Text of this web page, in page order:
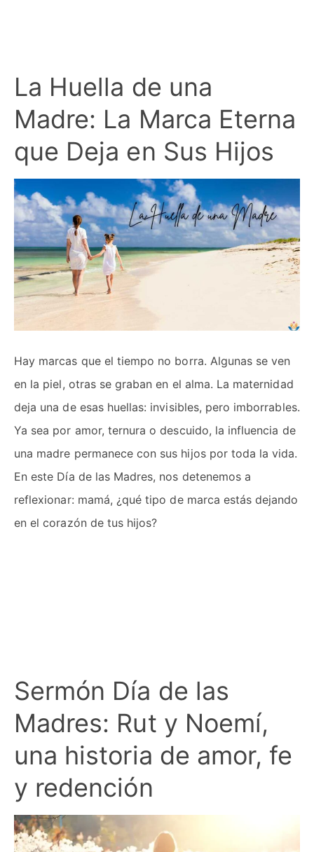
La Huella de una
Madre: La Marca Eterna
que Deja en Sus Hijos
Hay marcas que el tiempo no borra. Algunas se ven
en la piel, otras se graban en el alma. La maternidad
deja una de esas huellas: invisibles, pero imborrables.
Ya sea por amor, ternura o descuido, la influencia de
una madre permanece con sus hijos por toda la vida.
En este Día de las Madres, nos detenemos a
reflexionar: mamá, ¿qué tipo de marca estás dejando
en el corazón de tus hijos?
Sermón Día de las
Madres: Rut y Noemí,
una historia de amor, fe
y redención